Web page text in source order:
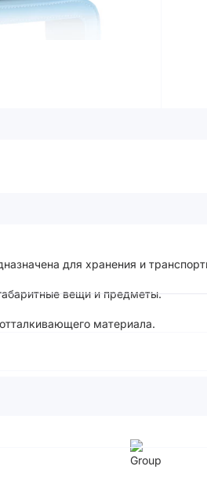
для хранения и
вещи и предметы.
материала.